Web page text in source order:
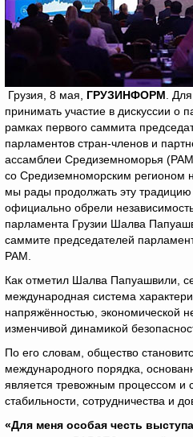
Грузия, 8 мая, ГРУЗИНФОРМ .
принимать участие в дискуссии о
рамках первого саммита
парламентов стран-членов и
ассамблеи Средиземноморья
со Средиземноморским регионом
мы рады продолжать эту традицию
официально обрели
парламента Грузии Шалва
саммите председателей
PAM.
Как отметил Шалва Папуашвили,
международная система
напряжённостью, экономической
изменчивой динамикой
По его словам, общество
международного порядка,
является тревожным процессом и
стабильности, сотрудничества и
«Для меня особая честь